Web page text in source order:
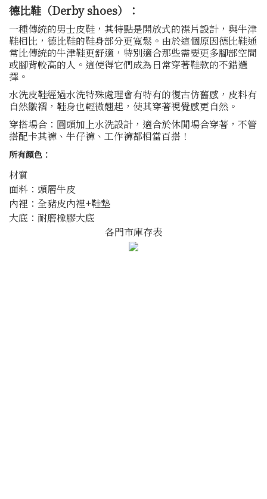
德比鞋（Derby shoes）：
一種傳統的男士皮鞋，其特點是開放式的襟片設計，與牛津
鞋相比，德比鞋的鞋身部分更寬鬆。由於這個原因德比鞋通
常比傳統的牛津鞋更舒適，特別適合那些需要更多腳部空間
或腳背較高的人。這使得它們成為日常穿著鞋款的不錯選
擇。
水洗皮鞋經過水洗特殊處理會有特有的復古仿舊感，皮料有
自然皺褶，鞋身也輕微翹起，使其穿著視覺感更自然。
穿搭場合：圓頭加上水洗設計，適合於休閒場合穿著，不管
搭配卡其褲、牛仔褲、工作褲都相當百搭！
所有顏色：
材質
面料：頭層牛皮
內裡：全豬皮內裡+鞋墊
大底：耐磨橡膠大底
各門市庫存表